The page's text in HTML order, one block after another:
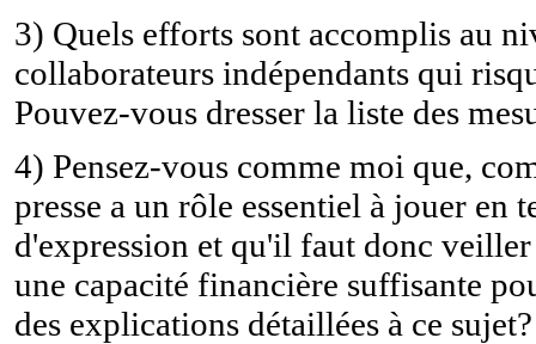
3) Quels efforts sont accomplis au
collaborateurs indépendants qui
Pouvez-vous dresser la liste des
4) Pensez-vous comme moi que,
presse a un rôle essentiel à jouer en
d'expression et qu'il faut donc
une capacité financière suffisante
des explications détaillées à ce sujet?